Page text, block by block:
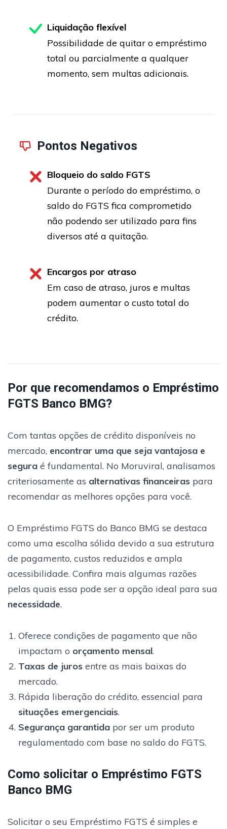
Liquidação flexível
Possibilidade de quitar o empréstimo
total ou parcialmente a qualquer
momento, sem multas adicionais.
Pontos Negativos
Bloqueio do saldo FGTS
Durante o período do empréstimo, o
saldo do FGTS fica comprometido
não podendo ser utilizado para fins
diversos até a quitação.
Encargos por atraso
Em caso de atraso, juros e multas
podem aumentar o custo total do
crédito.
Por que recomendamos o Empréstimo
FGTS Banco BMG?
Com tantas opções de crédito disponíveis no
mercado, encontrar uma que seja vantajosa e
segura é fundamental. No Moruviral, analisamos
criteriosamente as alternativas financeiras para
recomendar as melhores opções para você.
O Empréstimo FGTS do Banco BMG se destaca
como uma escolha sólida devido a sua estrutura
de pagamento, custos reduzidos e ampla
acessibilidade. Confira mais algumas razões
pelas quais essa pode ser a opção ideal para sua
necessidade.
Oferece condições de pagamento que não
impactam o orçamento mensal.
Taxas de jurosentre as mais baixas do
mercado.
Rápida liberação do crédito, essencial para
situações emergenciais.
Segurança garantidapor ser um produto
regulamentado com base no saldo do FGTS.
Como solicitar o Empréstimo FGTS
Banco BMG
Solicitar o seu Empréstimo FGTS é simples e